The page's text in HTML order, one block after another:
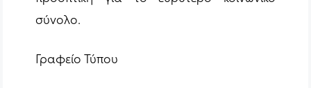
σύνολο.
Γραφείο Τύπου